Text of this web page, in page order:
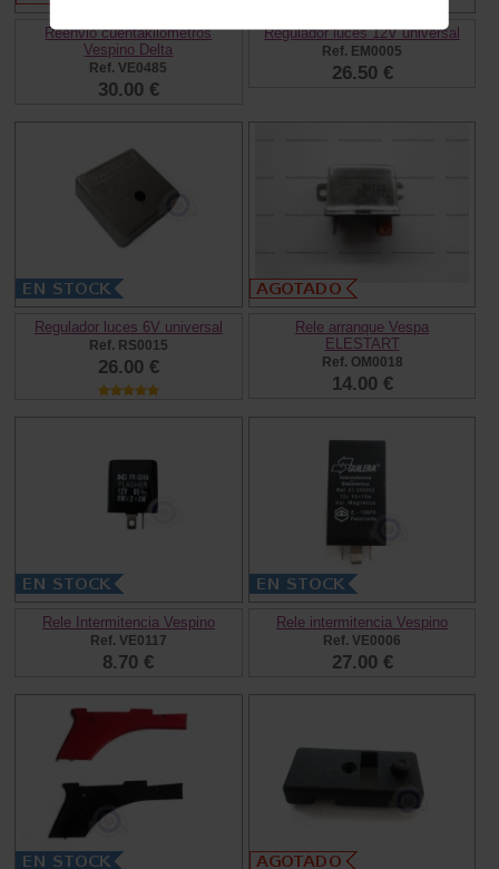
Reenvio cuentakilometros
Vespino Delta
Ref. VE0485
30.00 €
Regulador luces 12V universal
Ref. EM0005
26.50 €
Regulador luces 6V universal
Ref. RS0015
26.00 €
Rele arranque Vespa
ELESTART
Ref. OM0018
14.00 €
Rele Intermitencia Vespino
Ref. VE0117
8.70 €
Rele intermitencia Vespino
Ref. VE0006
27.00 €